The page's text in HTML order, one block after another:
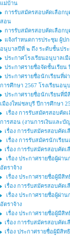
แม่บ้าน
การรับสมัครสอบคัดเลือก
สอน
การรับสมัครสอบคัดเลือกบุ
แจ้งกำหนดการประชุม ผู้ป
อนุบาลปีที่ ๒ ถึง ระดับชั้นปร
ประกาศโรงเรียนอนุบาลเ
ประกาศรายชื่อจัดชั้นเรียน
ประกาศรายชื่อนักเรียนที่
การศึกษา 2567 โรงเรียนอนุ
ประกาศรายชื่อนักเรียนที่มี
เมืองใหม่ชลบุรี ปีการศึกษา
เรื่อง การรับสมัครสอบคัด
การสอน (งานการเงินและบั
เรื่อง การรับสมัครสอบคัดเ
เรื่อง การรับสมัครนักเรีย
เรื่อง การรับสมัครสอบคัดเ
เรื่อง ประกาศรายชื่อผู้ผ่า
อัตราจ้าง
เรื่อง ประกาศรายชื่อผู้มีสิ
เรื่อง การรับสมัครสอบคัดเ
เรื่อง ประกาศรายชื่อผู้ผ่า
อัตราจ้าง
เรื่อง ประกาศรายชื่อผู้มีสิ
เรื่อง การรับสมัครสอบคัดเ
เรื่อง ประกาศรายชื่อผู้มีสิท